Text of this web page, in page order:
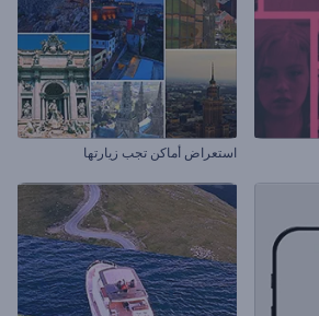
استعراض أماكن تجب زيارتها